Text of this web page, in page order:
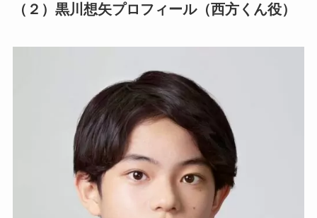
（２）黒川想矢プロフィール（西方くん役）